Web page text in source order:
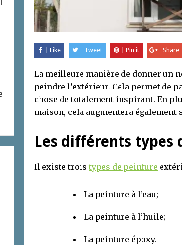
Like Tweet Pin it Share
La meilleure manière de donner un
peindre l’extérieur. Cela permet de
chose de totalement inspirant. En
maison, cela augmentera également
Les différents types
Il existe trois types de peinture
La peinture à l’eau;
La peinture à l’huile;
La peinture époxy.